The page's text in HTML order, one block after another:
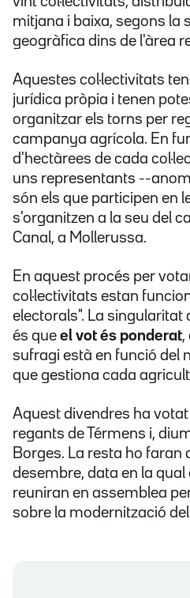
mitjana i baixa, segons la
geogràfica dins de l'àrea
Aquestes col·lectivitats
jurídica pròpia i tenen
organitzar els torns per
campanya agrícola. En
d'hectàrees de cada
uns representants --
són els que participen en
s'organitzen a la seu del
Canal, a Mollerussa.
En aquest procés per
col·lectivitats estan
electorals". La singularitat
és que el vot és ponderat,
sufragi està en funció del
que gestiona cada
Aquest divendres ha votat
regants de Térmens i,
Borges. La resta ho faran
desembre, data en la qual
reuniran en assemblea
sobre la modernització